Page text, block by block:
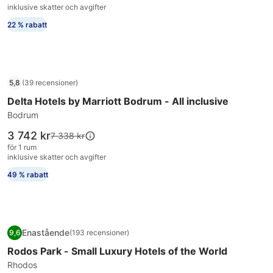
22 % rabatt
1 611 kr
2 057 kr,
mer
inklusive skatter och avgifter
för
Delta
Hotels
by
Marriott
Bodrum
-
5,85,8 av 10, (39 recensioner)
(39 recensioner)
Delta Hotels by Marriott Bodrum - All inclusive
Bodrum
49 % rabatt
Priset
är
3 742 kr
3 742 krPriset
7 338 kr,
7 338 kr
för 1 rum
inklusive skatter och avgifter
Fotogalleri
för
Rodos
Park
9,69,6 av 10, Enastående, (193 recensioner)
Enastående(193 recensioner)
Rodos Park - Small Luxury Hotels of the World
Rhodos
Rodos Park - Small Luxury Hotels of the World